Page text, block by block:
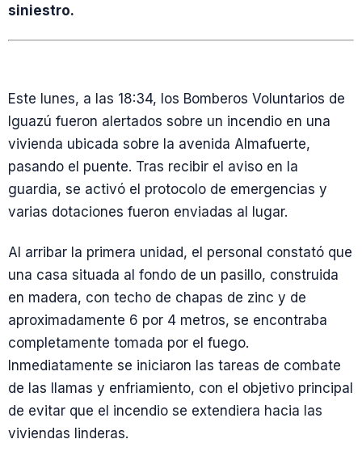
siniestro.
Este lunes, a las 18:34, los Bomberos Voluntarios de
Iguazú fueron alertados sobre un incendio en una
vivienda ubicada sobre la avenida Almafuerte,
pasando el puente. Tras recibir el aviso en la
guardia, se activó el protocolo de emergencias y
varias dotaciones fueron enviadas al lugar.
Al arribar la primera unidad, el personal constató que
una casa situada al fondo de un pasillo, construida
en madera, con techo de chapas de zinc y de
aproximadamente 6 por 4 metros, se encontraba
completamente tomada por el fuego.
Inmediatamente se iniciaron las tareas de combate
de las llamas y enfriamiento, con el objetivo principal
de evitar que el incendio se extendiera hacia las
viviendas linderas.